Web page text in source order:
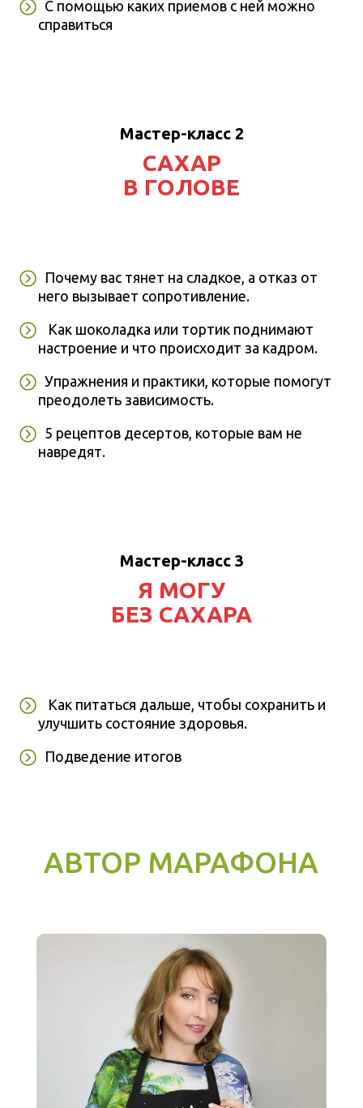
С помощью каких приемов с ней можно
справиться
Мастер-класс 2
САХАР
В ГОЛОВЕ
Почему вас тянет на сладкое, а отказ от
него вызывает сопротивление.
Как шоколадка или тортик поднимают
настроение и что происходит за кадром.
Упражнения и практики, которые помогут
преодолеть зависимость.
5 рецептов десертов, которые вам не
навредят.
Мастер-класс 3
Я МОГУ
БЕЗ САХАРА
Как питаться дальше, чтобы сохранить и
улучшить состояние здоровья.
Подведение итогов
АВТОР МАРАФОНА